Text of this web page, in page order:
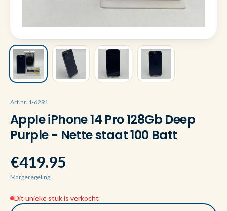
Art.nr. 1-6291
Apple iPhone 14 Pro 128Gb Deep
Purple - Nette staat 100 Batt
€419.95
Margeregeling
Dit unieke stuk is verkocht